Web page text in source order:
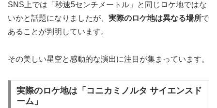
SNS上では「秒速5センチメートル」と同じロケ地ではな
いかと話題になりましたが、 実際のロケ地は異なる場所で
あることが判明しています。
その美しい星空と感動的な演出に注目が集まっています。
実際のロケ地は「コニカミノルタ サイエンスド
ーム」